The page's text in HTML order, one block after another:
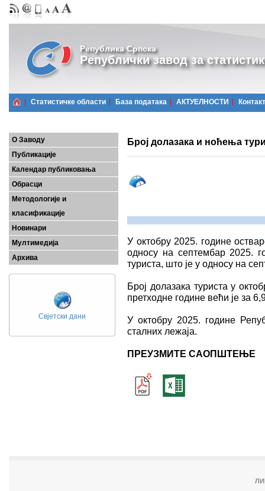
Република Српска
Републички завод за
Статистичке области Базa података АКТУЕЛНОСТИ Контакт
О Заводу
Публикације
Календар публиковања
Обрасци
Методологије и
класификације
Новинари
Мултимедија
Архива
Свјетски дани
Број долазака и ноћења
У октобру 2025. године
односу на септембар 2025.
туриста, што је у односу на
Број долазака туриста у
претходне године већи је за
У октобру 2025. године
сталних лежаја.
ПРЕУЗМИТЕ САОПШТЕЊЕ